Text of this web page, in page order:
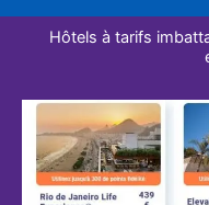
Hôtels à tarifs